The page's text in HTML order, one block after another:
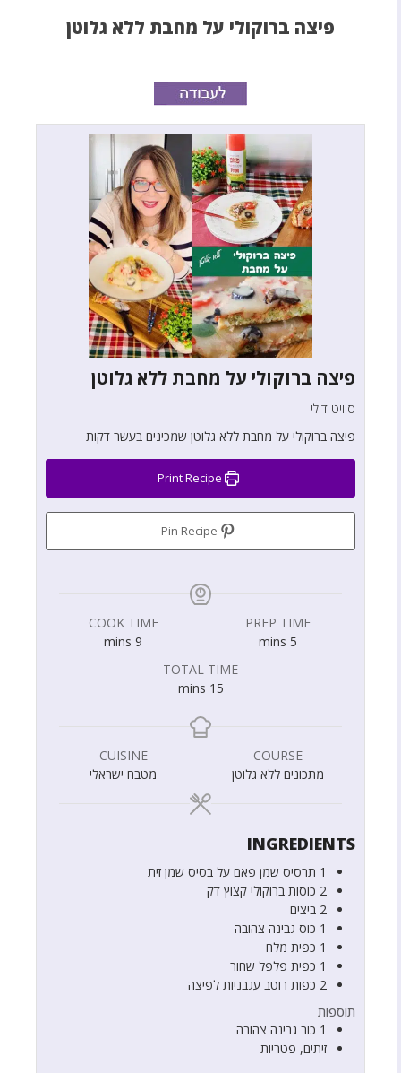
פיצה ברוקולי על מחבת ללא גלוטן
פיצה ברוקולי על מחבת ללא גלוטן
סוויט דולי
פיצה ברוקולי על מחבת ללא גלוטן שמכינים בעשר דקות
PREP TIME
5
mins
COOK TIME
9
mins
TOTAL TIME
15
mins
COURSE
מתכונים ללא גלוטן
CUISINE
מטבח ישראלי
INGREDIENTS
1 תרסיס שמן פאם על בסיס שמן זית
2 כוסות ברוקולי קצוץ דק
2 ביצים
1 כוס גבינה צהובה
1 כפית מלח
1 כפית פלפל שחור
2 כפות רוטב עגבניות לפיצה
תוספות
1 כוב גבינה צהובה
זיתים, פטריות